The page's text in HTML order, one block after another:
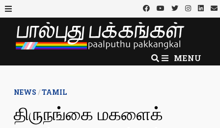
Skip
to
content
MENU
MENU
NEWS /TAMIL
திருநங்கை மகளைக்